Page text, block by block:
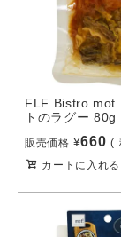
FLF Bistro mot
トのラグー 80g
販売価格 ¥660
カートに入れる